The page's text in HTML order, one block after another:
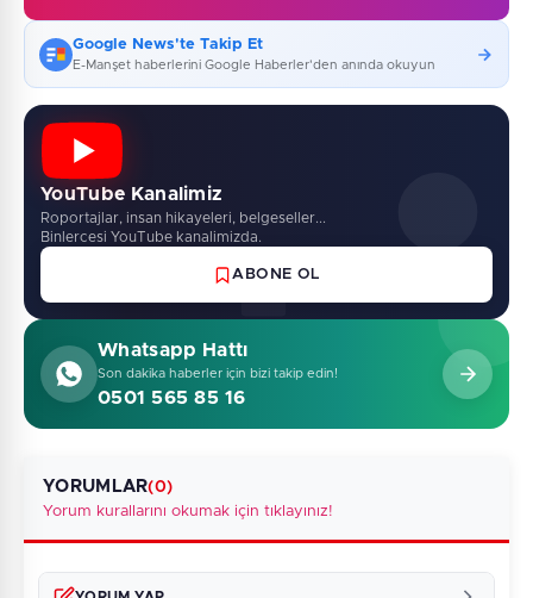
Google News'te Takip Et
E-Manşet haberlerini Google Haberler'den anında okuyun
YouTube Kanalimiz
Roportajlar, insan hikayeleri, belgeseller...
Binlercesi YouTube kanalimizda.
ABONE OL
Whatsapp Hattı
Son dakika haberler için bizi takip edin!
0501 565 85 16
YORUMLAR(0)
Yorum kurallarını okumak için tıklayınız!